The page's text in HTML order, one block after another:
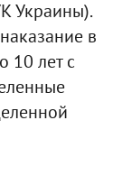
Украины).
в
10 лет с